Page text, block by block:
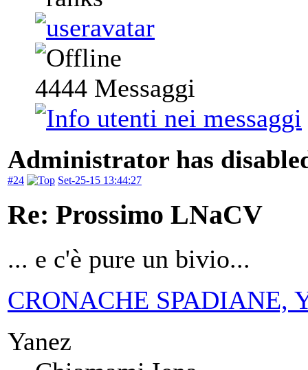
4444 Messaggi
Administrator has
#24 Set-25-15 13:44:27
Re: Prossimo LNaCV
... e c'è pure un bivio...
CRONACHE SPADIANE,
Yanez